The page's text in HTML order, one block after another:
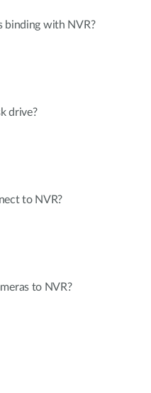
binding with NVR?
drive?
to NVR?
to NVR?